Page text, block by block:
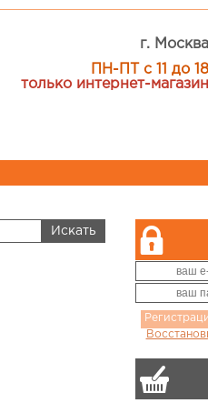
г. Москва
ПН-ПТ с 11 до 18
только интернет-магазин